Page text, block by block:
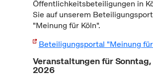
Öffentlichkeitsbeteiligungen in
Sie auf unserem
"Meinung für Köln".
Beteiligungsportal "Meinung
Veranstaltungen für Sonntag,
2026